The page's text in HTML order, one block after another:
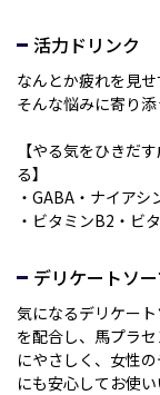
活力ドリンク
なんとか疲れを見
そんな悩みに寄り
【やる気をひきだ
る】
・GABA・ナイア
・ビタミンB2・ビ
デリケートソ
気になるデリケー
を配合し、馬プラ
にやさしく、女性
にも安心してお使い